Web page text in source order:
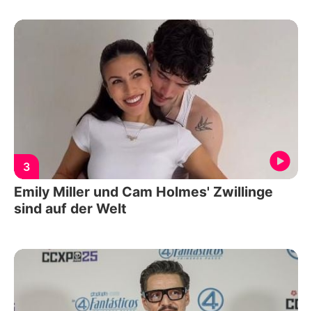
3
Emily Miller und Cam Holmes' Zwillinge
sind auf der Welt